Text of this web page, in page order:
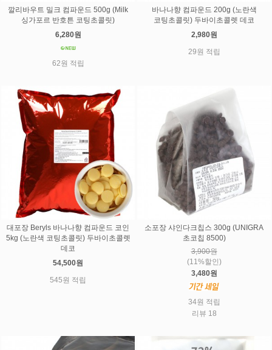
깔리바우트 밀크 컴파운드 500g (Milk
싱가포르 반호튼 코팅초콜릿)
6,280원
62원 적립
바나나향 컴파운드 200g (노란색
코팅초콜릿) 두바이초콜렛 데코
2,980원
29원 적립
대포장 Beryls 바나나향 컴파운드 코인
5kg (노란색 코팅초콜릿) 두바이초콜렛
데코
54,500원
545원 적립
소포장 샤인다크칩스 300g (UNIGRA
초코칩 8500)
3,900원
(11%할인)
3,480원
34원 적립
리뷰 18